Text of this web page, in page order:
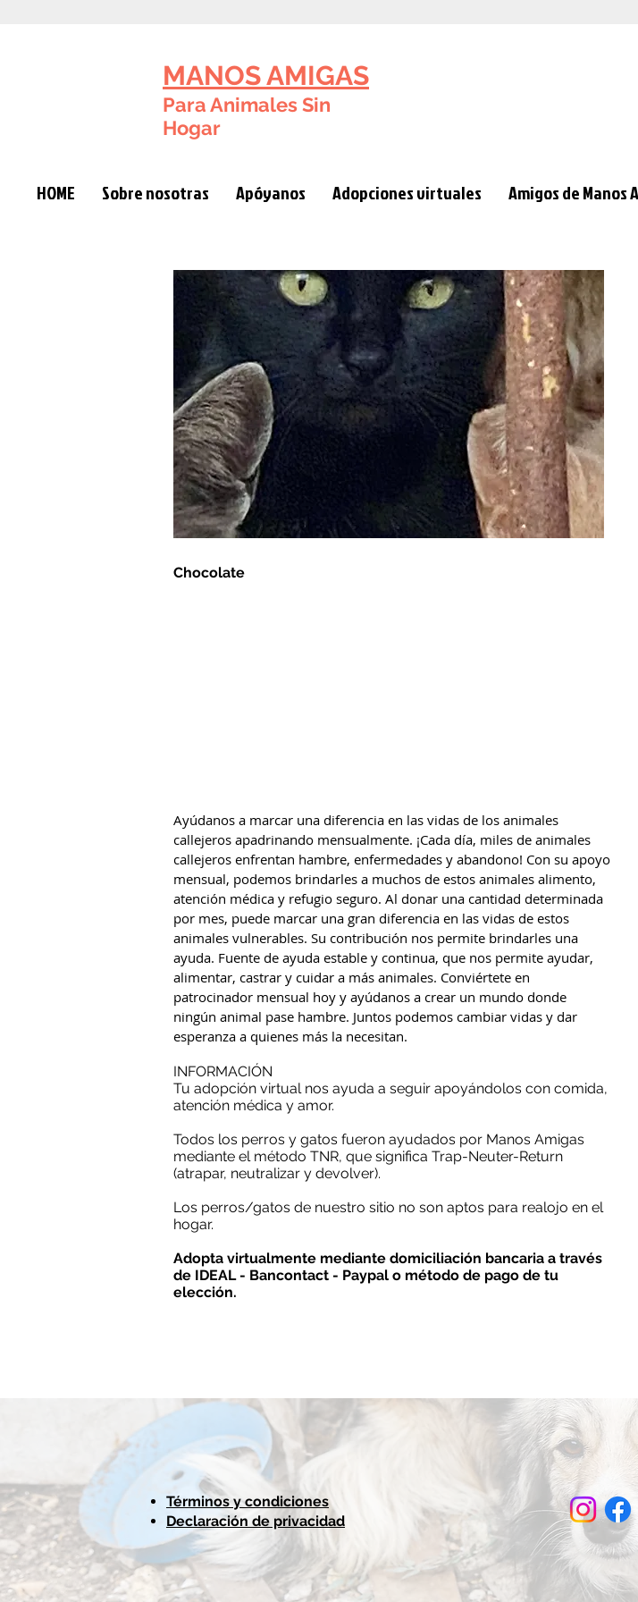
MANOS AMIGAS
Para Animales Sin
Hogar
HOME Sobre nosotras Apóyanos Adopciones virtuales Amigos de Manos
Chocolate
Ayúdanos a marcar una diferencia en las vidas de los animales
callejeros apadrinando mensualmente. ¡Cada día, miles de animales
callejeros enfrentan hambre, enfermedades y abandono! Con su apoyo
mensual, podemos brindarles a muchos de estos animales alimento,
atención médica y refugio seguro. Al donar una cantidad determinada
por mes, puede marcar una gran diferencia en las vidas de estos
animales vulnerables. Su contribución nos permite brindarles una
ayuda. Fuente de ayuda estable y continua, que nos permite ayudar,
alimentar, castrar y cuidar a más animales. Conviértete en
patrocinador mensual hoy y ayúdanos a crear un mundo donde
ningún animal pase hambre. Juntos podemos cambiar vidas y dar
esperanza a quienes más la necesitan.
INFORMACIÓN
Tu adopción virtual nos ayuda a seguir apoyándolos con comida,
atención médica y amor.
Todos los perros y gatos fueron ayudados por Manos Amigas
mediante el método TNR, que significa Trap-Neuter-Return
(atrapar, neutralizar y devolver).
Los perros/gatos de nuestro sitio no son aptos para realojo en el
hogar.
Adopta virtualmente mediante domiciliación bancaria a través
de IDEAL - Bancontact - Paypal o método de pago de tu
elección.
Términos y condiciones
Declaración de privacidad